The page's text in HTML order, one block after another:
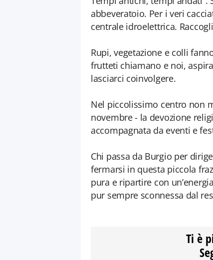
abbeveratoio. Per i veri
centrale idroelettrica.
Rupi, vegetazione e colli
frutteti chiamano e noi,
lasciarci coinvolgere.
Nel piccolissimo centro non
novembre - la devozione
accompagnata da eventi e
Chi passa da Burgio per
fermarsi in questa piccola
pura e ripartire con
pur sempre sconnessa dal
Ti è